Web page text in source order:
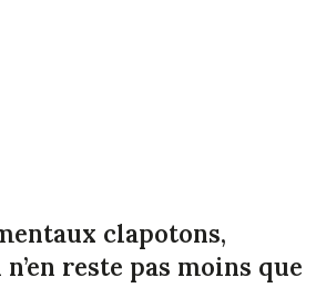
clapotons,
reste pas moins que